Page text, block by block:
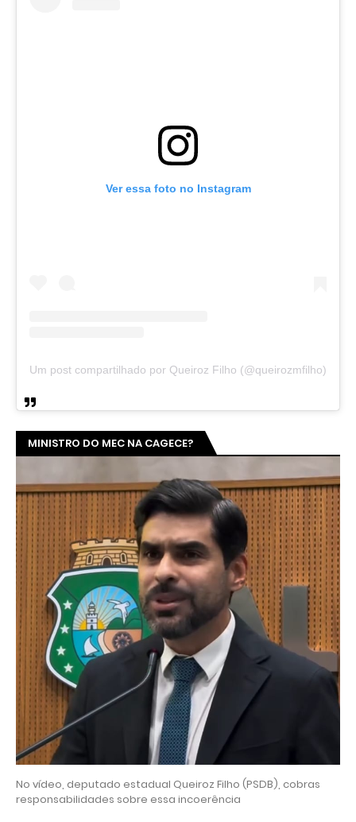
Ver essa foto no Instagram
Um post compartilhado por Queiroz Filho (@queirozmfilho)
MINISTRO DO MEC NA CAGECE?
No vídeo, deputado estadual Queiroz Filho (PSDB), cobras
responsabilidades sobre essa incoerência